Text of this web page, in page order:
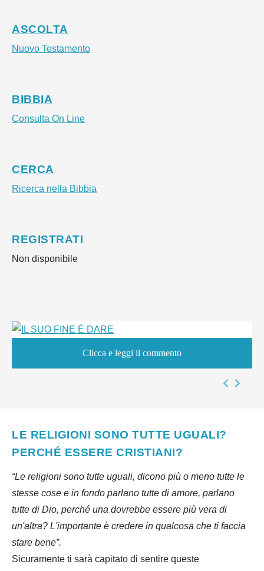
ASCOLTA
Nuovo Testamento
BIBBIA
Consulta On Line
CERCA
Ricerca nella Bibbia
REGISTRATI
Non disponibile
Clicca e leggi il commento
LE RELIGIONI SONO TUTTE UGUALI?
PERCHÉ ESSERE CRISTIANI?
“Le religioni sono tutte uguali, dicono più o meno tutte le
stesse cose e in fondo parlano tutte di amore, parlano
tutte di Dio, perché una dovrebbe essere più vera di
un'altra? L'importante è credere in qualcosa che ti faccia
stare bene”.
Sicuramente ti sarà capitato di sentire queste